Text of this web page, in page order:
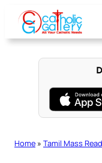
content
Home » Tamil Mass